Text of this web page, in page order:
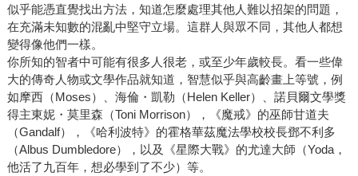
似乎能憑直覺找出方法，知道怎麼處理其他人難以招架的問題，
在充滿未知數的混亂中堅守立場。這群人與眾不同，其他人都想
變得像他們一樣。
你所知的智者中可能有很多人很老，或至少年歲較長。看一些偉
大的傳奇人物或文學作品就知道，智慧似乎與高齡畫上等號，例
如摩西（Moses）、海倫・凱勒（Helen Keller）、諾貝爾文學獎
得主東妮・莫里森（Toni Morrison），《魔戒》的巫師甘道夫
（Gandalf），《哈利波特》的霍格華茲魔法學校校長鄧不利多
（Albus Dumbledore），以及《星際大戰》的尤達大師（Yoda，
他活了九百年，想必學到了不少）等。